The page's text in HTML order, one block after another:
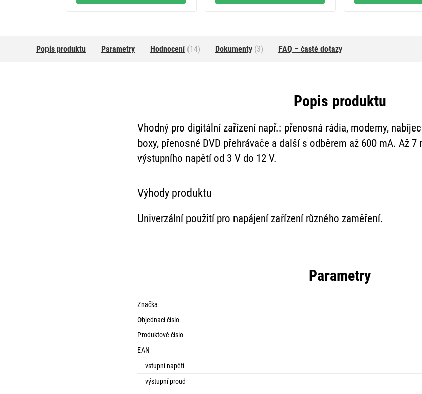
Prodlužovací kabel 1,5
Popis produktu Parametry Hodnocení(14) Dokumenty (3) FAQ – časté dotazy
Popis produktu
Vhodný pro digitální zařízení např.: přenosná rádia, modemy,
boxy, přenosné DVD přehrávače a další s odběrem až 600 mA. Až
výstupního napětí od 3 V do 12 V.
Výhody produktu
Univerzální použití pro napájení zařízení různého zaměření.
Parametry
Značka
Objednací číslo
Produktové číslo
EAN
vstupní napětí
výstupní proud